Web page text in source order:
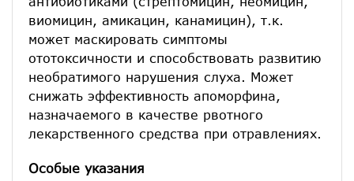
виомицин, амикацин, канамицин), т.к.
может маскировать симптомы
ототоксичности и способствовать развитию
необратимого нарушения слуха. Может
снижать эффективность апоморфина,
назначаемого в качестве рвотного
лекарственного средства при отравлениях.
Особые указания